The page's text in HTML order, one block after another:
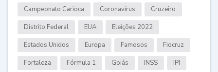
Campeonato Carioca Coronavírus Cruzeiro
Distrito Federal EUA Eleições 2022
Estados Unidos Europa Famosos Fiocruz
Fortaleza Fórmula 1 Goiás INSS IPI